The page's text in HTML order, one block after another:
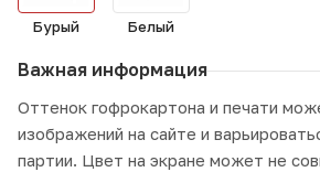
Бурый Белый
Важная информация
Оттенок гофрокартона и печати
изображений на сайте и
партии. Цвет на экране может не